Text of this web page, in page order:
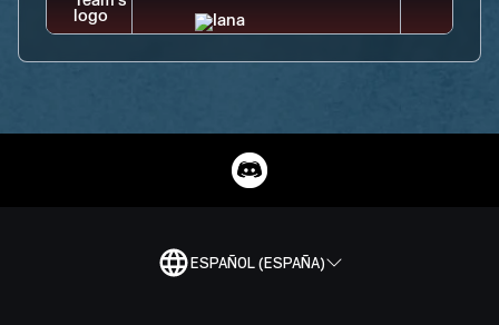
ESPAÑOL (ESPAÑA)